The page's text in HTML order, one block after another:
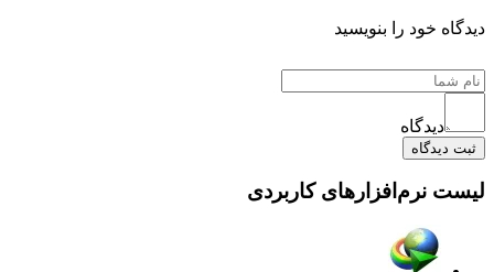
دیدگاه خود را بنویسید
دیدگاه
ثبت دیدگاه
لیست نرم‌افزارهای کاربردی